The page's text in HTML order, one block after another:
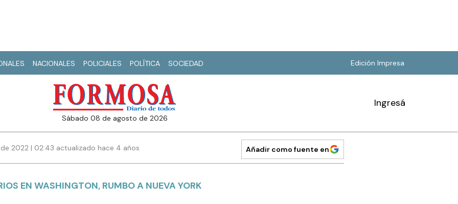
NACIONALES POLICIALES POLÍTICA SOCIEDAD Edición Impresa
sábado 08 de agosto de 2026
Ingresá
2022 | 02:43 actualizado hace 4 años Añadir como fuente en
EN WASHINGTON, RUMBO A NUEVA YORK